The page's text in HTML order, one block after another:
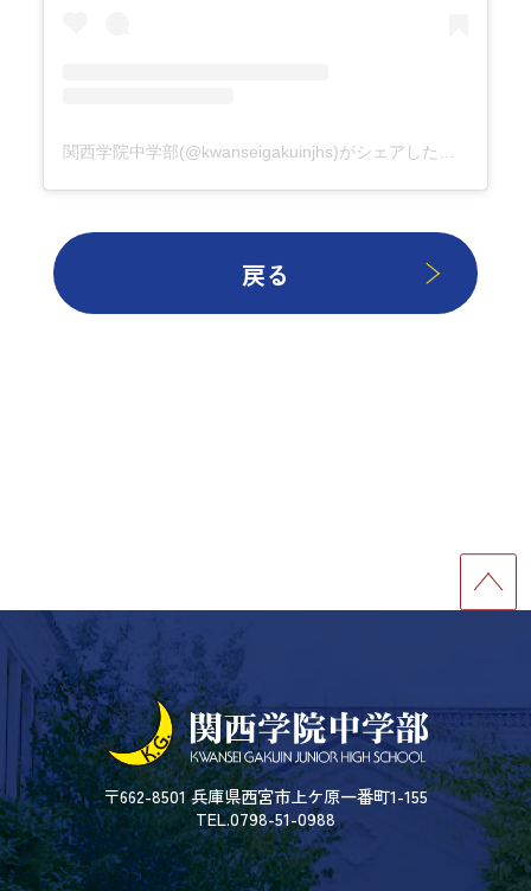
関西学院中学部(@kwanseigakuinjhs)がシェアした投稿
戻る
〒662-8501 兵庫県西宮市上ケ原一番町1-155
TEL.0798-51-0988